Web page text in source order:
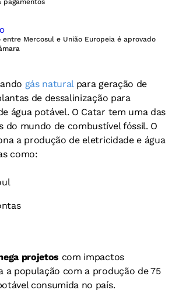
entre Mercosul e União Europeia é aprovado
gás natural para geração de
de dessalinização para
água potável. O Catar tem uma das
do mundo de combustível fóssil. O
a produção de eletricidade e água
como:
projetos com impactos
a população com a produção de 75
consumida no país.